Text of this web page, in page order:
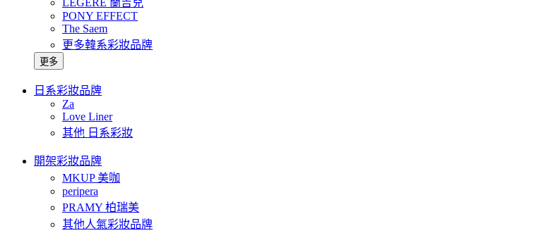
PONY EFFECT
The Saem
更多韓系彩妝品牌
更多
日系彩妝品牌
Za
Love Liner
其他 日系彩妝
開架彩妝品牌
MKUP 美咖
peripera
PRAMY 柏瑞美
其他人氣彩妝品牌